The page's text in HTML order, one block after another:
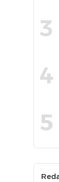
3
4
5